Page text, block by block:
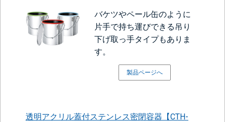
バケツやペール缶のように
片手で持ち運びできる吊り
下げ取っ手タイプもありま
す。
製品ページへ
透明アクリル蓋付ステンレス密閉容器【CTH-